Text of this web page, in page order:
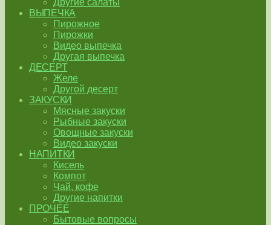
Другие салаты
ВЫПЕЧКА
Пирожное
Пирожки
Видео выпечка
Другая выпечка
ДЕСЕРТ
Желе
Другой десерт
ЗАКУСКИ
Мясные закуски
Рыбные закуски
Овощные закуски
Видео закуски
НАПИТКИ
Кисель
Компот
Чай, кофе
Другие напитки
ПРОЧЕЕ
Бытовые вопросы